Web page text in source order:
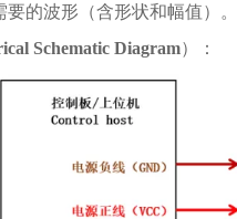
要的波形（含形状和幅值）。
Schematic Diagram）：